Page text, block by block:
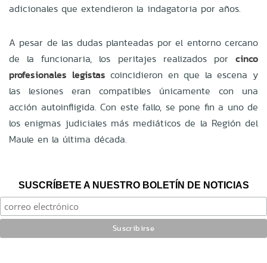
adicionales que extendieron la indagatoria por años.
A pesar de las dudas planteadas por el entorno cercano
de la funcionaria, los peritajes realizados por cinco
profesionales legistas coincidieron en que la escena y
las lesiones eran compatibles únicamente con una
acción autoinfligida. Con este fallo, se pone fin a uno de
los enigmas judiciales más mediáticos de la Región del
Maule en la última década.
SUSCRÍBETE A NUESTRO BOLETÍN DE NOTICIAS